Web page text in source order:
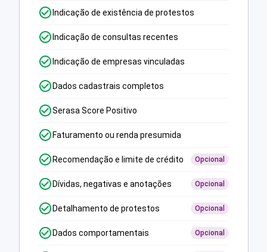
Indicação de existência de protestos
Indicação de consultas recentes
Indicação de empresas vinculadas
Dados cadastrais completos
Serasa Score Positivo
Faturamento ou renda presumida
Recomendação e limite de crédito Opcional
Dívidas, negativas e anotações Opcional
Detalhamento de protestos Opcional
Dados comportamentais Opcional